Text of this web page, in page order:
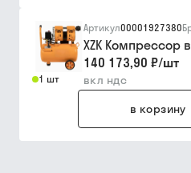
1 шт
Артикул00001927380
XZK Компрессор
140 173,90 ₽/шт
вкл ндс
в корзину